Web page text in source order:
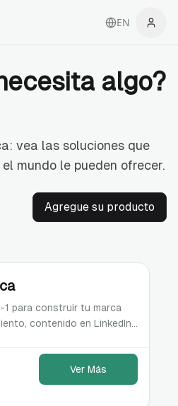
EN
algo?
vea las soluciones que
mundo le pueden ofrecer.
Agregue su producto
1 para construir tu marca
contenido en LinkedIn
Ver Más